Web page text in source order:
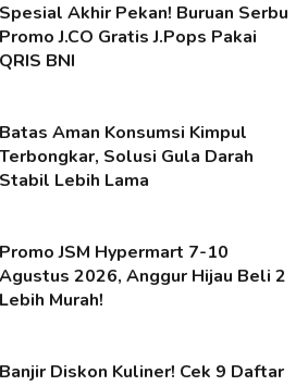
Spesial Akhir Pekan! Buruan Serbu
Promo J.CO Gratis J.Pops Pakai
QRIS BNI
Batas Aman Konsumsi Kimpul
Terbongkar, Solusi Gula Darah
Stabil Lebih Lama
Promo JSM Hypermart 7-10
Agustus 2026, Anggur Hijau Beli 2
Lebih Murah!
Banjir Diskon Kuliner! Cek 9 Daftar